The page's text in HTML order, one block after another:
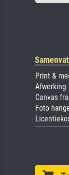
Print &
Afwerking
Canvas
Foto